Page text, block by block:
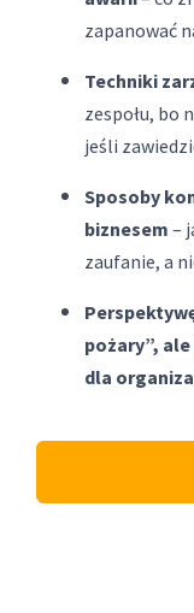
zapanować
Techniki
zespołu, bo
jeśli
Sposoby
biznesem –
zaufanie, a
pożary”,
dla